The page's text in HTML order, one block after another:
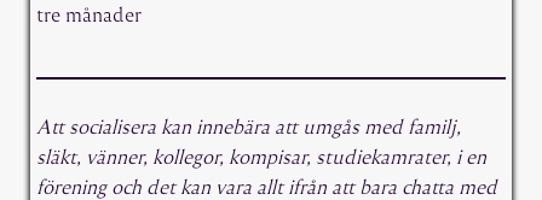
tre månader
Att socialisera kan innebära att umgås med familj,
släkt, vänner, kollegor, kompisar, studiekamrater, i en
förening och det kan vara allt ifrån att bara chatta med